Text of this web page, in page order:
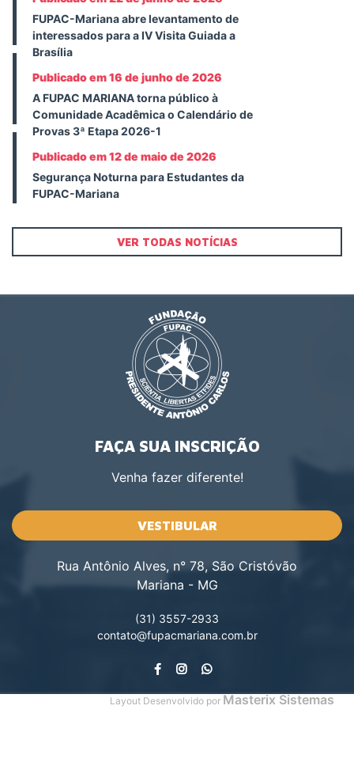
FUPAC-Mariana abre levantamento de
interessados para a IV Visita Guiada a
Brasília
Publicado em 16 de junho de 2026
A FUPAC MARIANA torna público à
Comunidade Acadêmica o Calendário de
Provas 3ª Etapa 2026-1
Publicado em 12 de maio de 2026
Segurança Noturna para Estudantes da
FUPAC-Mariana
VER TODAS NOTÍCIAS
FAÇA SUA INSCRIÇÃO
Venha fazer diferente!
VESTIBULAR
Rua Antônio Alves, n° 78, São Cristóvão
Mariana - MG
(31) 3557-2933
contato@fupacmariana.com.br
Layout Desenvolvido por Masterix Sistemas